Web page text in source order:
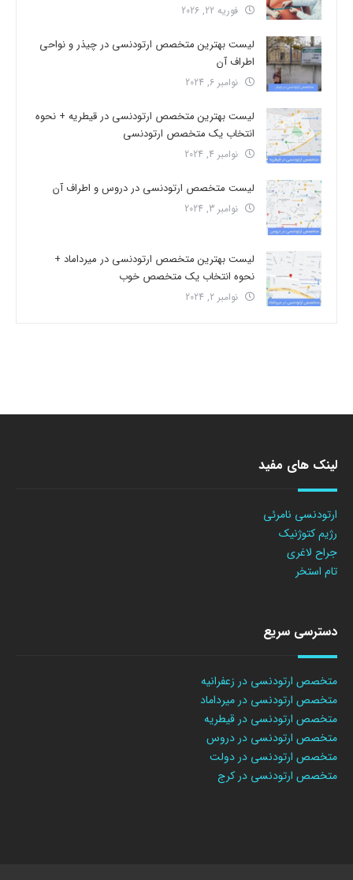
فوریه 22, 2026
لیست بهترین متخصص ارتودنسی در چیذر و نواحی
اطراف آن
نوامبر 6, 2024
لیست بهترین متخصص ارتودنسی در قیطریه + نحوه
انتخاب یک متخصص ارتودنسی
نوامبر 4, 2024
لیست متخصص ارتودنسی در دروس و اطراف آن
نوامبر 3, 2024
لیست بهترین متخصص ارتودنسی در میرداماد +
نحوه انتخاب یک متخصص خوب
نوامبر 2, 2024
لینک های مفید
ارتودنسی نامرئی
رژیم کتوژنیک
جراح لاغری
تام استخر
دسترسی سریع
متخصص ارتودنسی در زعفرانیه
متخصص ارتودنسی در میرداماد
متخصص ارتودنسی در قیطریه
متخصص ارتودنسی در دروس
متخصص ارتودنسی در دولت
متخصص ارتودنسی در کرج